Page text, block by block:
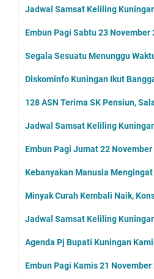
Jadwal Samsat Keliling
Embun Pagi Sabtu 23
Segala Sesuatu Menunggu
Diskominfo Kuningan Ikut
128 ASN Terima SK Pensiun,
Jadwal Samsat Keliling
Embun Pagi Jumat 22
Kebanyakan Manusia
Minyak Curah Kembali Naik,
Jadwal Samsat Keliling
Agenda Pj Bupati Kuningan
Embun Pagi Kamis 21